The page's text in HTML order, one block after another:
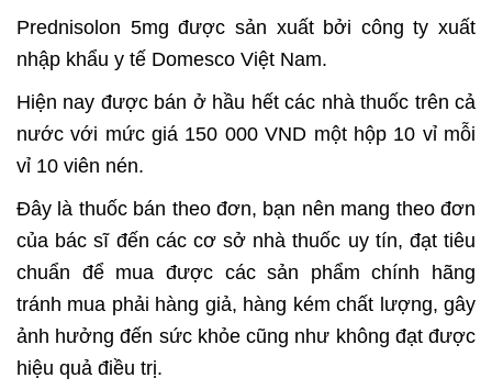
Prednisolon 5mg được sản xuất bởi công ty xuất
nhập khẩu y tế Domesco Việt Nam.
Hiện nay được bán ở hầu hết các nhà thuốc trên cả
nước với mức giá 150 000 VND một hộp 10 vỉ mỗi
vỉ 10 viên nén.
Đây là thuốc bán theo đơn, bạn nên mang theo đơn
của bác sĩ đến các cơ sở nhà thuốc uy tín, đạt tiêu
chuẩn để mua được các sản phẩm chính hãng
tránh mua phải hàng giả, hàng kém chất lượng, gây
ảnh hưởng đến sức khỏe cũng như không đạt được
hiệu quả điều trị.